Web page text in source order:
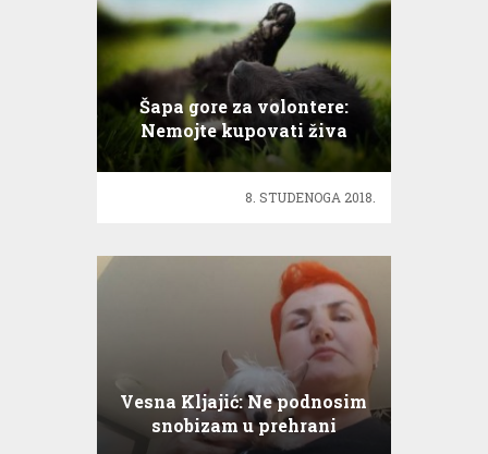
Šapa gore za volontere:
Nemojte kupovati živa
bića, jer ljubav se ne kupuje!
8. STUDENOGA 2018.
Vesna Kljajić: Ne podnosim
snobizam u prehrani